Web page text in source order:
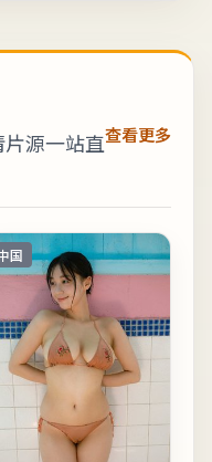
源一站直查看更多
国